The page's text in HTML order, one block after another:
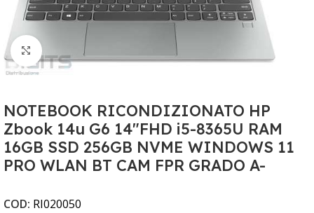
Clicca per ingrandire
NOTEBOOK RICONDIZIONATO HP
Zbook 14u G6 14"FHD i5-8365U RAM
16GB SSD 256GB NVME WINDOWS 11
PRO WLAN BT CAM FPR GRADO A-
COD: RI020050